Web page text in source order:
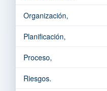
Organización,
Planificación,
Proceso,
Riesgos.